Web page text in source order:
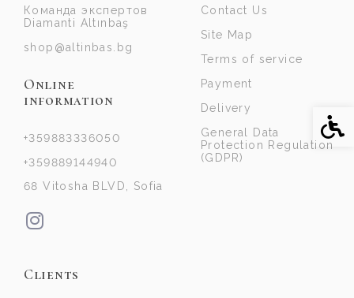
Команда экспертов
Diamanti Altınbaş
shop@altinbas.bg
Online
information
+359883336050
+359889144940
68 Vitosha BLVD, Sofia
Contact Us
Site Map
Terms of service
Payment
Delivery
General Data
Protection Regulation
(GDPR)
Clients